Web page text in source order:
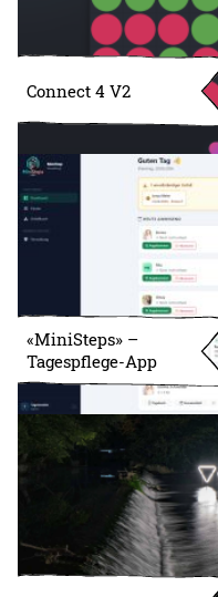
Connect 4 V2
«MiniSteps» –
Tagespflege-App